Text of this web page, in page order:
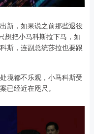
新，如果说之前那些退役
想把小马科斯拉下马，如
斯，连副总统莎拉也要跟
境都不乐观，小马科斯受
已经近在咫尺。